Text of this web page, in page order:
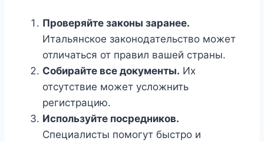
Проверяйте законы заранее.
Итальянское законодательство может
отличаться от правил вашей страны.
Собирайте все документы. Их
отсутствие может усложнить
регистрацию.
Используйте посредников.
Специалисты помогут быстро и